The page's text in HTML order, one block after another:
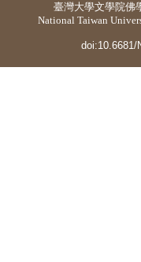
臺灣大學文學院佛
National Taiwan
doi:10.6681/